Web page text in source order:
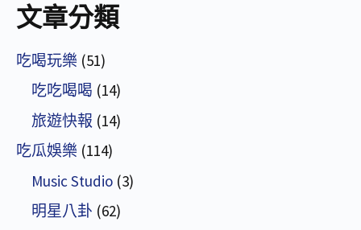
文章分類
吃喝玩樂 (51)
吃吃喝喝 (14)
旅遊快報 (14)
吃瓜娛樂 (114)
Music Studio (3)
明星八卦 (62)